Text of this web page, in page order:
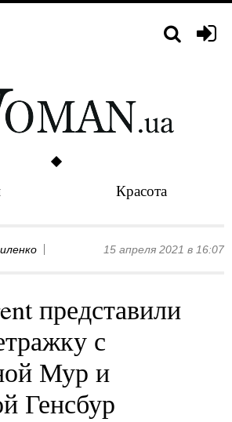
Красота
15 апреля 2021 в 16:07
представили
с
Мур и
Генсбур